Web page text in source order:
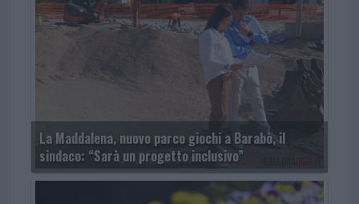
La Maddalena, nuovo parco giochi a Barabò, il
sindaco: “Sarà un progetto inclusivo”